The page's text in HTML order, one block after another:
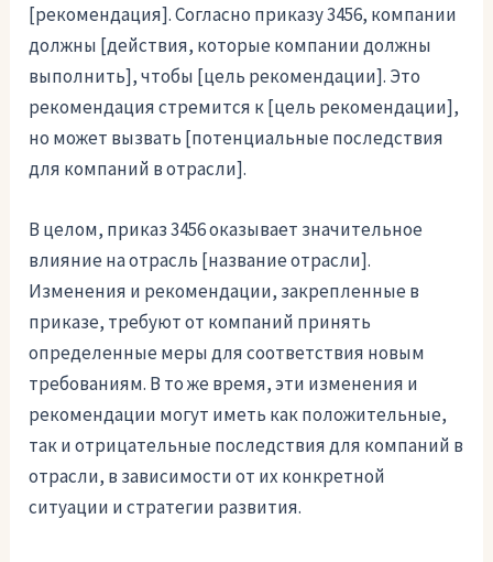
[рекомендация]. Согласно приказу 3456, компании
должны [действия, которые компании должны
выполнить], чтобы [цель рекомендации]. Это
рекомендация стремится к [цель рекомендации],
но может вызвать [потенциальные последствия
для компаний в отрасли].
В целом, приказ 3456 оказывает значительное
влияние на отрасль [название отрасли].
Изменения и рекомендации, закрепленные в
приказе, требуют от компаний принять
определенные меры для соответствия новым
требованиям. В то же время, эти изменения и
рекомендации могут иметь как положительные,
так и отрицательные последствия для компаний в
отрасли, в зависимости от их конкретной
ситуации и стратегии развития.